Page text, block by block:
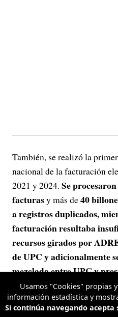
También, se realizó la
nacional de la facturación
2021 y 2024. Se
facturasy más de40
a registros duplicados,
facturación resultaba
recursos girados por
de UPC y adicionalmente
mezclada entre UPC y
siendo este un insumo
estructurales de calidad del
Usamos "Cookies" propias
información estadística y
Si continúa navegando acepta